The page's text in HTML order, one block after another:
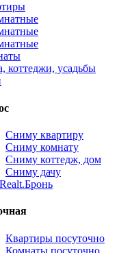
коттеджи, усадьбы
Сниму квартиру
Сниму комнату
Сниму коттедж, дом
Сниму дачу
Realt.Бронь
Квартиры посуточно
Комнаты посуточно